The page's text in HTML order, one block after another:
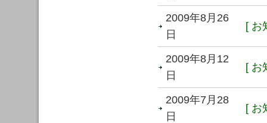
2009年8月26
日
[ お
2009年8月12
日
[ お
2009年7月28
日
[ お